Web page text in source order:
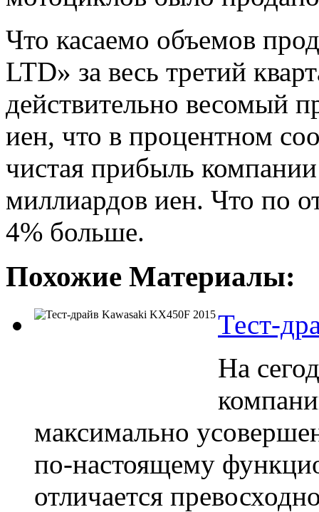
Что касаемо объемов
LTD» за весь третий
действительно весомый
иен, что в процентном
чистая прибыль
миллиардов иен. Что по
4% больше.
Похожие Материалы:
Тест-
На
максимально
по-настоящему
отличается